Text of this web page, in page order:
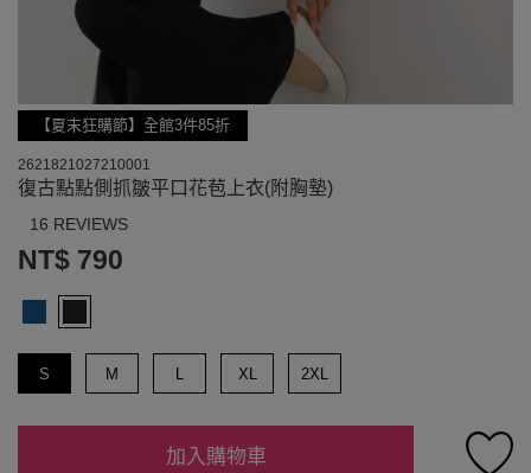
【夏末狂購節】全館3件85折
2621821027210001
復古點點側抓皺平口花苞上衣(附胸墊)
16 REVIEWS
NT$ 790
S M L XL 2XL
加入購物車